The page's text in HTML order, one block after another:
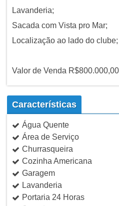
Lavanderia;
Sacada com Vista pro Mar;
Localização ao lado do clube;
Valor de Venda R$800.000,00
Características
Água Quente
Área de Serviço
Churrasqueira
Cozinha Americana
Garagem
Lavanderia
Portaria 24 Horas